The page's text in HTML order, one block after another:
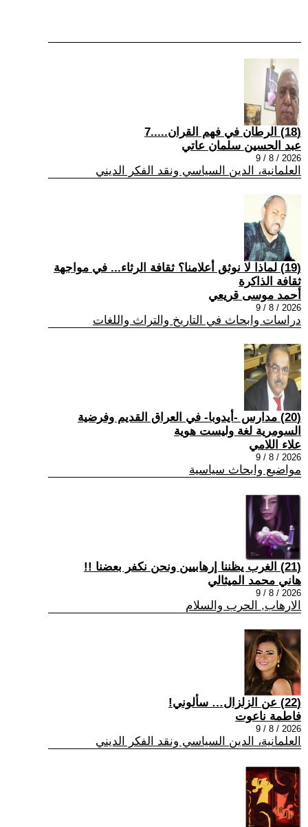
(18) الرطان في فهم القران.....7
عبد الحسين سلمان عاتي
2026 / 8 / 9
العلمانية، الدين السياسي ونقد الفكر الديني
(19) لماذا لا نوثق أعلامنا؟ ثقافة الرثاء... في مواجهة
ثقافة الذاكرة
أحمد موسى قريعي
2026 / 8 / 9
دراسات وابحاث في التاريخ والتراث واللغات
(20) مدارس -أيدوبا- في العراق القديم وفرضية
السومرية لغة وليست هوية
علاء اللامي
2026 / 8 / 9
مواضيع وابحاث سياسية
(21) الغرب يظننا إرهابيين ونحن نكفر بعضنا !!
هاني محمد الميثالي
2026 / 8 / 9
الارهاب, الحرب والسلام
(22) عن الزلزال… سألوني!
فاطمة ناعوت
2026 / 8 / 9
العلمانية، الدين السياسي ونقد الفكر الديني